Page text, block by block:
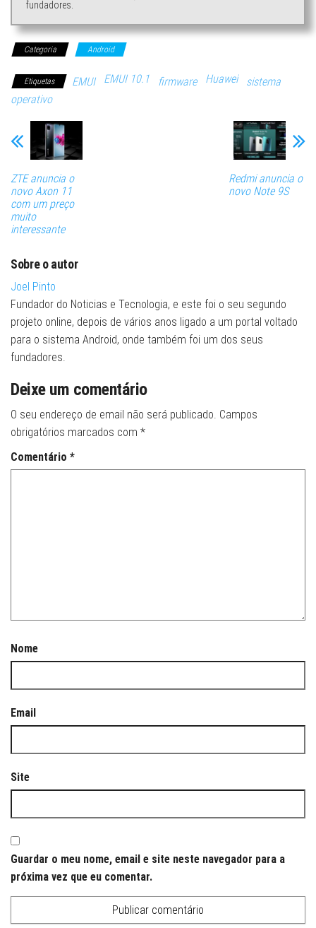
fundadores.
Categoria Android
Etiquetas EMUI EMUI 10.1 firmware Huawei
sistema
operativo
ZTE anuncia o
novo Axon 11
com um preço
muito
interessante
Redmi anuncia o
novo Note 9S
Sobre o autor
Joel Pinto
Fundador do Noticias e Tecnologia, e este foi o seu segundo
projeto online, depois de vários anos ligado a um portal voltado
para o sistema Android, onde também foi um dos seus
fundadores.
Deixe um comentário
O seu endereço de email não será publicado. Campos
obrigatórios marcados com *
Comentário *
Nome
Email
Site
Guardar o meu nome, email e site neste navegador para a
próxima vez que eu comentar.